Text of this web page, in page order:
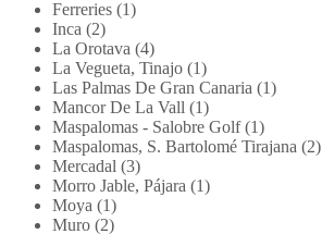
Ferreries (1)
Inca (2)
La Orotava (4)
La Vegueta, Tinajo (1)
Las Palmas De Gran Canaria (1)
Mancor De La Vall (1)
Maspalomas - Salobre Golf (1)
Maspalomas, S. Bartolomé Tirajana (2)
Mercadal (3)
Morro Jable, Pájara (1)
Moya (1)
Muro (2)